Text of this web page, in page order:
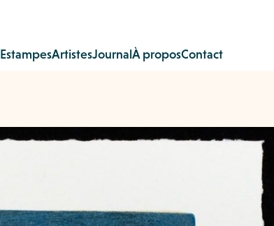
EstampesArtistesJournalÀ proposContact